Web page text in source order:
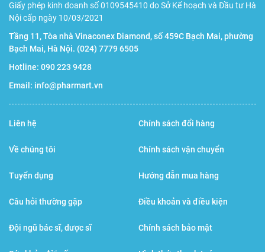
khớp… đặc biệt ở người cao tuổi và phụ nữ sau sinh. Hỗ trợ
tăng mật độ khoáng xương, hạn chế nguy cơ loãng xương
và gãy xương do loãng xương ở người lớn tuổi. Phòng
ngừa các bệnh do thiếu canxi gây ra.
Người có nguy cơ bị loãng xương, đặc biệt người lớn tuổi
và phụ nữ sau sinh. Người bị thiếu hụt canxi, người cần bổ
cao, lao động nặng nhọc, chế độ ăn uống không đầy đủ
dinh dưỡng.
Lưu ý
Giấy phép kinh doanh số 0109545410 do Sở Kế hoạch và Đầu tư Hà
Nội cấp ngày 10/03/2021
Tầng 11, Tòa nhà Vinaconex Diamond, số 459C Bạch Mai, phường
Bạch Mai, Hà Nội. (024) 7779 6505
Hotline: 090 223 9428
Email: info@pharmart.vn
Liên hệ
Về chúng tôi
Tuyển dụng
Câu hỏi thường gặp
Đội ngũ bác sĩ, dược sĩ
Chính sách đổi hàng
Chính sách vận chuyển
Hướng dẫn mua hàng
Điều khoản và điều kiện
Chính sách bảo mật